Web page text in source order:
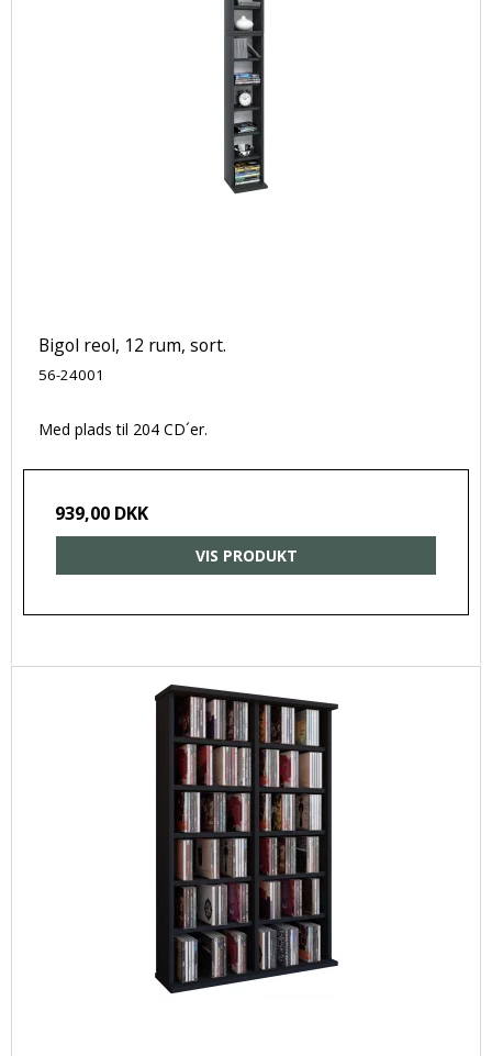
Bigol reol, 12 rum, sort.
56-24001
Med plads til 204 CD´er.
939,00 DKK
VIS PRODUKT